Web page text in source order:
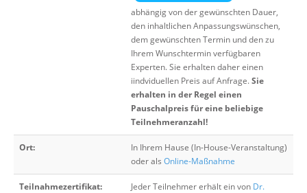
abhängig von der gewünschten Dauer,
den inhaltlichen Anpassungswünschen,
dem gewünschten Termin und den zu
Ihrem Wunschtermin verfügbaren
Experten. Sie erhalten daher einen
iindviduellen Preis auf Anfrage.Sie
erhalten in der Regel einen
Pauschalpreis für eine beliebige
Teilnehmeranzahl!
Ort:
In Ihrem Hause (In-House-Veranstaltung)
oder als Online-Maßnahme
Teilnahmezertifikat: Jeder Teilnehmer erhält ein von Dr.